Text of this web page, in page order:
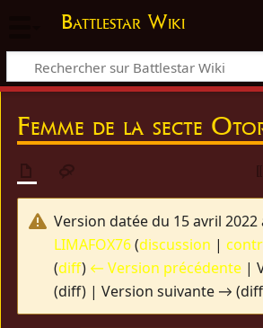
Battlestar Wiki
Femme de la secte
Version datée du 15 avril 2022
LIMAFOX76(discussion |
(diff) ← Version précédente |
(diff) | Version suivante →